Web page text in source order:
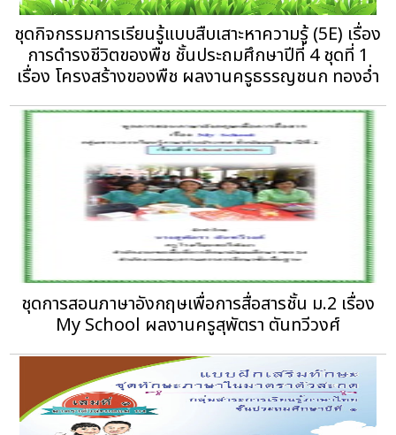
ชุดกิจกรรมการเรียนรู้แบบสืบเสาะหาความรู้ (5E) เรื่อง
การดำรงชีวิตของพืช ชั้นประถมศึกษาปีที่ 4 ชุดที่ 1
เรื่อง โครงสร้างของพืช ผลงานครูธรรญชนก ทองอ่ำ
ชุดการสอนภาษาอังกฤษเพื่อการสื่อสารชั้น ม.2 เรื่อง
My School ผลงานครูสุพัตรา ตันทวีวงศ์